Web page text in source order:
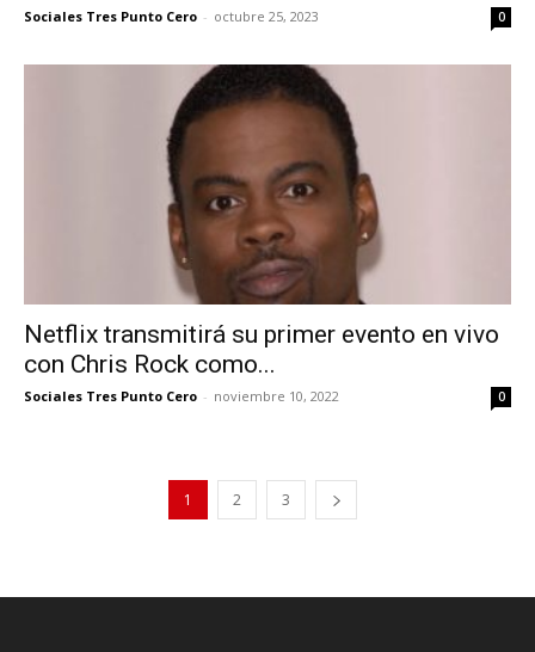
Sociales Tres Punto Cero - octubre 25, 2023 0
Netflix transmitirá su primer evento en vivo
con Chris Rock como...
Sociales Tres Punto Cero - noviembre 10, 2022 0
1 2 3